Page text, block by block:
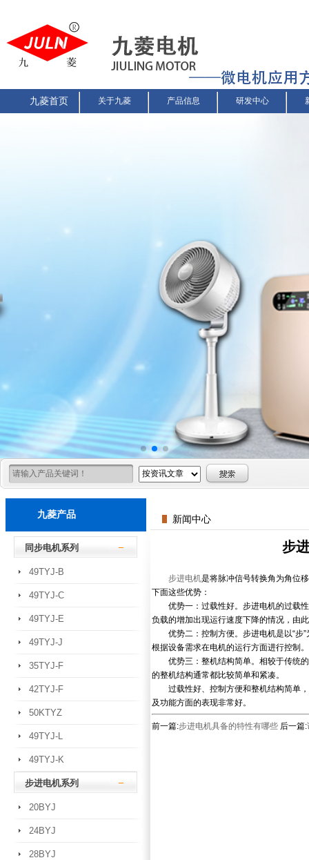
九菱首页 关于九菱 产品信息 研发中心
九菱产品
同步电机系列
49TYJ-B
49TYJ-C
49TYJ-E
49TYJ-J
35TYJ-F
42TYJ-F
50KTYZ
49TYJ-L
49TYJ-K
步进电机系列
20BYJ
24BYJ
28BYJ
新闻中心
步
步进电机是将脉冲信号转换角为角位
下面这些优势：
优势一：过载性好。步进电机的过载性
负载的增加出现运行速度下降的情况，由
优势二：控制方便。步进电机是以“步”
根据设备需求在电机的运行方面进行控制。
优势三：整机结构简单。相较于传统的
的整机结构通常都比较简单和紧凑。
过载性好、控制方便和整机结构简单，
及功能方面的表现非常好。
前一篇:步进电机具备的特性有哪些 后一篇: